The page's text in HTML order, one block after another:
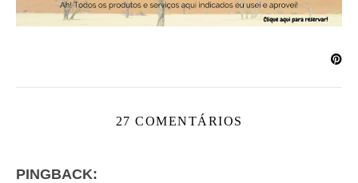
27 COMENTÁRIOS
PINGBACK: